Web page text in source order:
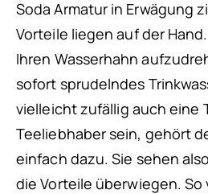
Soda Armatur in Erwägung
Vorteile liegen auf der
Ihren Wasserhahn
sofort sprudelndes
vielleicht zufällig auch eine
Teeliebhaber sein, gehört
einfach dazu. Sie sehen
die Vorteile überwiegen. So